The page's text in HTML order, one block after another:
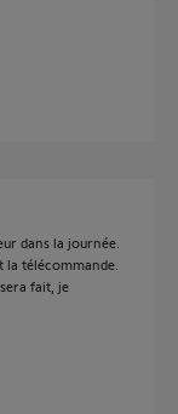
dans la journée.
télécommande.
fait, je